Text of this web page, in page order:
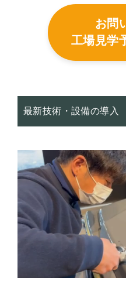
お問
工場見学
最新技術・設備の導入